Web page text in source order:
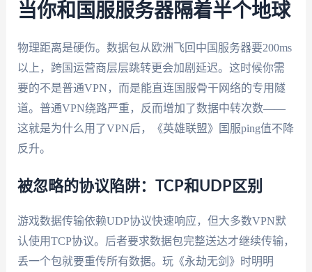
当你和国服服务器隔着半个地球
物理距离是硬伤。数据包从欧洲飞回中国服务器要200ms
以上，跨国运营商层层跳转更会加剧延迟。这时候你需
要的不是普通VPN，而是能直连国服骨干网络的专用隧
道。普通VPN绕路严重，反而增加了数据中转次数——
这就是为什么用了VPN后，《英雄联盟》国服ping值不降
反升。
被忽略的协议陷阱：TCP和UDP区别
游戏数据传输依赖UDP协议快速响应，但大多数VPN默
认使用TCP协议。后者要求数据包完整送达才继续传输，
丢一个包就要重传所有数据。玩《永劫无剑》时明明